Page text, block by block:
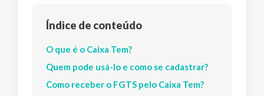
Índice de conteúdo
O que é o Caixa Tem?
Quem pode usá-lo e como se cadastrar?
Como receber o FGTS pelo Caixa Tem?